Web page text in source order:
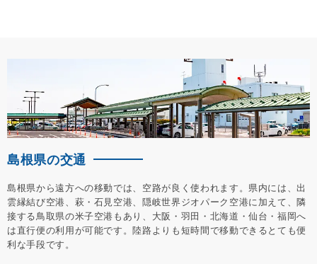
島根県の交通
島根県から遠方への移動では、空路が良く使われます。県内には、出
雲縁結び空港、萩・石見空港、隠岐世界ジオパーク空港に加えて、隣
接する鳥取県の米子空港もあり、大阪・羽田・北海道・仙台・福岡へ
は直行便の利用が可能です。陸路よりも短時間で移動できるとても便
利な手段です。